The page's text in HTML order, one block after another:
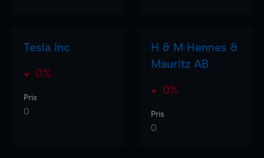
Tesla Inc
0%
Pris
0
H & M Hennes &
Mauritz AB
0%
Pris
0